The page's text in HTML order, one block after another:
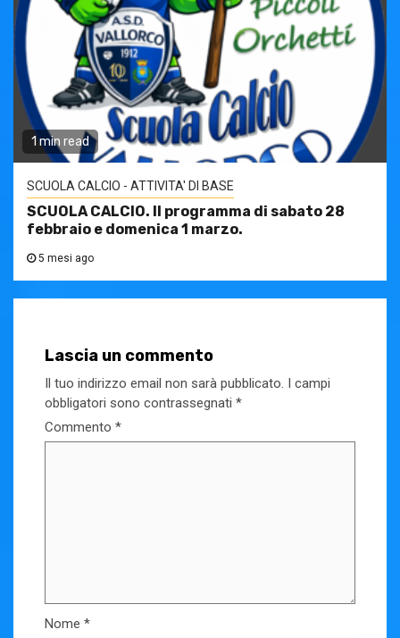
1 min read
SCUOLA CALCIO - ATTIVITA' DI BASE
SCUOLA CALCIO. Il programma di sabato 28
febbraio e domenica 1 marzo.
5 mesi ago
Lascia un commento
Il tuo indirizzo email non sarà pubblicato. I campi
obbligatori sono contrassegnati *
Commento *
Nome *